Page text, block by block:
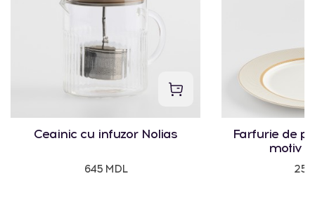
Ceainic cu infuzor Nolias
645 MDL
Farfurie de
motiv